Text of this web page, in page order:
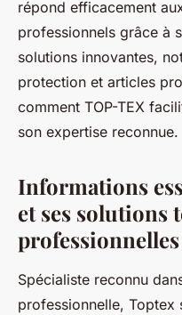
répond efficacement
professionnels grâce à
solutions innovantes,
protection et articles
comment TOP-TEX
son expertise reconnue.
Informations
et ses solutions
professionnelles
Spécialiste reconnu
professionnelle, Toptex